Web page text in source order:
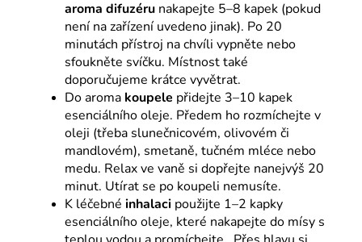
aroma difuzéru nakapejte 5–8 kapek (pokud
není na zařízení uvedeno jinak). Po 20
minutách přístroj na chvíli vypněte nebo
sfoukněte svíčku. Místnost také
doporučujeme krátce vyvětrat.
Do aroma koupele přidejte 3–10 kapek
esenciálního oleje. Předem ho rozmíchejte v
oleji (třeba slunečnicovém, olivovém či
mandlovém), smetaně, tučném mléce nebo
medu. Relax ve vaně si dopřejte nanejvýš 20
minut. Utírat se po koupeli nemusíte.
K léčebné inhalaci použijte 1–2 kapky
esenciálního oleje, které nakapejte do mísy s